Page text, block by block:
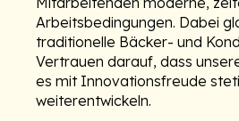
Arbeitsbedingungen. Dabei
traditionelle Bäcker- und
Vertrauen darauf, dass
es mit Innovationsfreude
weiterentwickeln.